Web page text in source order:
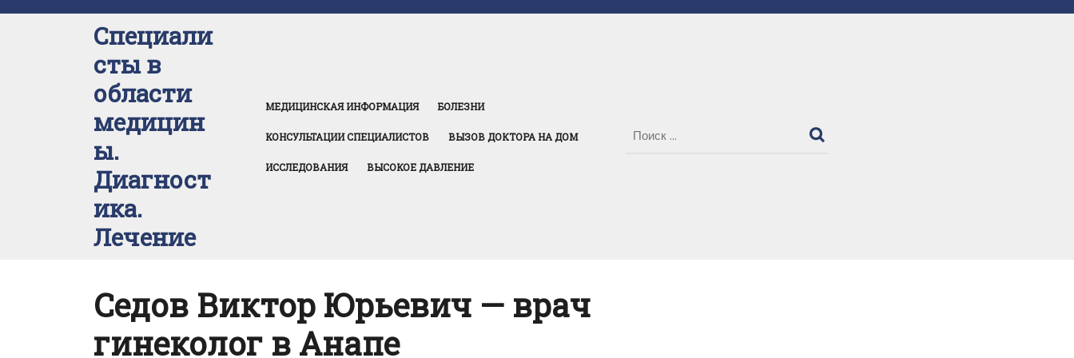
Специали
сты в
области
медицин
ы.
Диагност
ика.
Лечение
МЕДИЦИНСКАЯ ИНФОРМАЦИЯ БОЛЕЗНИ
КОНСУЛЬТАЦИИ СПЕЦИАЛИСТОВ ВЫЗОВ ДОКТОРА НА ДОМ
ИССЛЕДОВАНИЯ ВЫСОКОЕ ДАВЛЕНИЕ
Седов Виктор Юрьевич — врач
гинеколог в Анапе